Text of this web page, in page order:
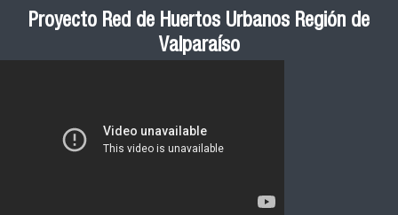
Proyecto Red de Huertos Urbanos Región de
Valparaíso